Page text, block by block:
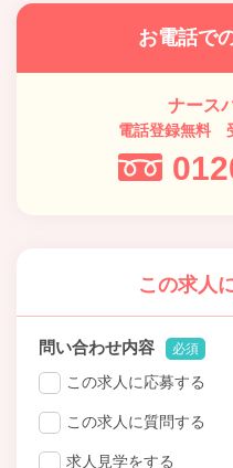
お電話で
ナース
電話登録無料
この求人
問い合わせ内容 必須
この求人に応募する
この求人に質問する
求人見学をする